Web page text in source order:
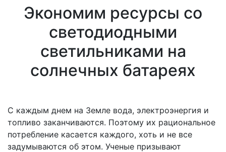
Экономим ресурсы со
светодиодными
светильниками на
солнечных батареях
С каждым днем на Земле вода, электроэнергия и
топливо заканчиваются. Поэтому их рациональное
потребление касается каждого, хоть и не все
задумываются об этом. Ученые призывают